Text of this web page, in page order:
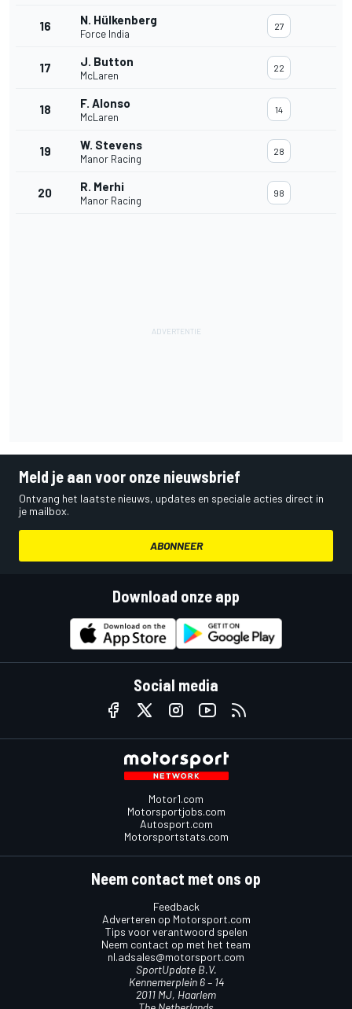
16 N. Hülkenberg
Force India
27
17 J. Button
McLaren
22
18 F. Alonso
McLaren
14
19 W. Stevens
Manor Racing
28
20 R. Merhi
Manor Racing
98
Meld je aan voor onze nieuwsbrief
Ontvang het laatste nieuws, updates en speciale acties direct in
je mailbox.
ABONNEER
Download onze app
Social media
Motor1.com
Motorsportjobs.com
Autosport.com
Motorsportstats.com
Neem contact met ons op
Feedback
Adverteren op Motorsport.com
Tips voor verantwoord spelen
Neem contact op met het team
nl.adsales@motorsport.com
SportUpdate B.V.
Kennemerplein 6 – 14
2011 MJ, Haarlem